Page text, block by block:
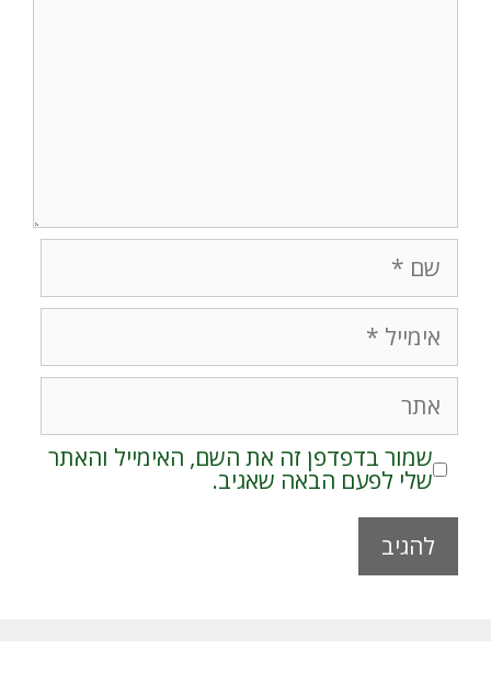
שם
אימייל
אתר
שמור בדפדפן זה את השם, האימייל והאתר
שלי לפעם הבאה שאגיב.